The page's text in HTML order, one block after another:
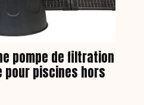
pompe de filtration
pour piscines hors